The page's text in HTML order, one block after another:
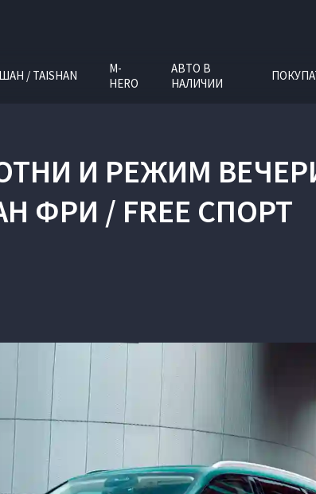
/ TAISHAN
M-
HERO
АВТО В
НАЛИЧИИ
И РЕЖИМ
ФРИ / FREE СПОРТ